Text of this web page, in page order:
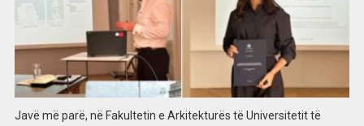
Javë më parë, në Fakultetin e Arkitekturës të Universitetit të